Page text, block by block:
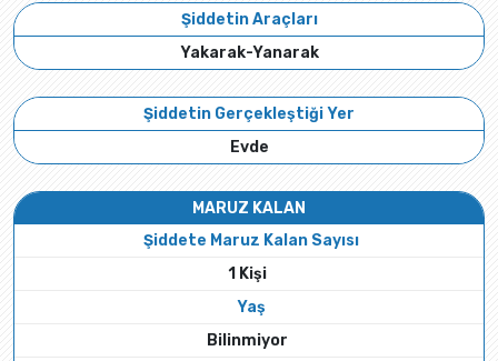
Şiddetin Araçları
Yakarak-Yanarak
Şiddetin Gerçekleştiği Yer
Evde
MARUZ KALAN
Şiddete Maruz Kalan Sayısı
1 Kişi
Yaş
Bilinmiyor